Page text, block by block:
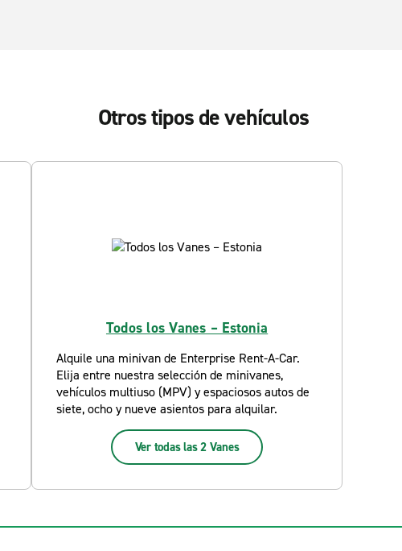
Otros tipos de vehículos
Todos los Vanes – Estonia
Alquile una minivan de Enterprise Rent-A-Car.
Elija entre nuestra selección de minivanes,
vehículos multiuso (MPV) y espaciosos autos de
siete, ocho y nueve asientos para alquilar.
Ver todas las 2 Vanes